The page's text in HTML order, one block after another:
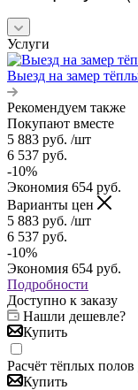
Услуги
Выезд на замер
Рекомендуем также
Покупают вместе
5 883 руб. /шт
6 537 руб.
-10%
Экономия 654 руб.
Варианты цен
5 883 руб. /шт
6 537 руб.
-10%
Экономия 654 руб.
Подробности
Доступно к заказу
Нашли дешевле?
Купить
Расчёт тёплых
Купить